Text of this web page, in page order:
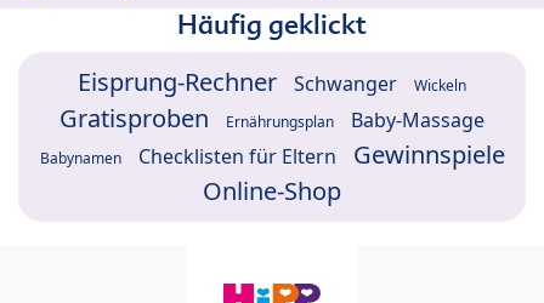
Häufig geklickt
Eisprung-Rechner Schwanger Wickeln
Gratisproben Ernährungsplan Baby-Massage
Babynamen Checklisten für Eltern
Gewinnspiele
Online-Shop